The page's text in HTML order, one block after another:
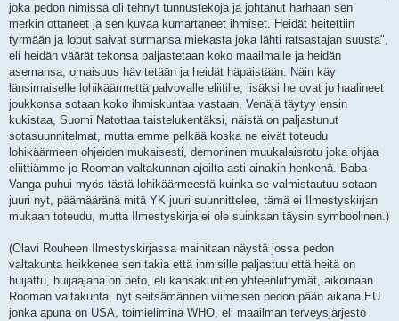
joka pedon nimissä oli tehnyt tunnustekoja ja johtanut harhaan sen
merkin ottaneet ja sen kuvaa kumartaneet ihmiset. Heidät heitettiin
tyrmään ja loput saivat surmansa miekasta joka lähti ratsastajan suusta",
eli heidän väärät tekonsa paljastetaan koko maailmalle ja heidän
asemansa, omaisuus hävitetään ja heidät häpäistään. Näin käy
länsimaiselle lohikäärmettä palvovalle eliitille, lisäksi he ovat jo haalineet
joukkonsa sotaan koko ihmiskuntaa vastaan, Venäjä täytyy ensin
kukistaa, Suomi Natottaa taistelukentäksi, näistä on paljastunut
sotasuunnitelmat, mutta emme pelkää koska ne eivät toteudu
lohikäärmeen ohjeiden mukaisesti, demoninen muukalaisrotu joka ohjaa
eliittiämme jo Rooman valtakunnan ajoilta asti ainakin henkenä. Baba
Vanga puhui myös tästä lohikäärmeestä kuinka se valmistautuu sotaan
juuri nyt, päämääränä mitä YK juuri suunnittelee, tämä ei Ilmestyskirjan
mukaan toteudu, mutta Ilmestyskirja ei ole suinkaan täysin symboolinen.)
(Olavi Rouheen Ilmestyskirjassa mainitaan näystä jossa pedon
valtakunta heikkenee sen takia että ihmisille paljastuu että heitä on
huijattu, huijaajana on peto, eli kansakuntien yhteenliittymät, aikoinaan
Rooman valtakunta, nyt seitsämännen viimeisen pedon pään aikana EU
jonka apuna on USA, toimieliminä WHO, eli maailman terveysjärjestö